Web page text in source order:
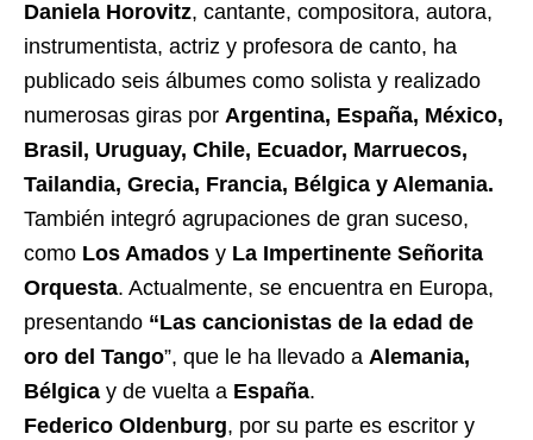
Daniela Horovitz, cantante, compositora, autora,
instrumentista, actriz y profesora de canto, ha
publicado seis álbumes como solista y realizado
numerosas giras por Argentina, España, México,
Brasil, Uruguay, Chile, Ecuador, Marruecos,
Tailandia, Grecia, Francia, Bélgica y Alemania.
También integró agrupaciones de gran suceso,
como Los Amados y La Impertinente Señorita
Orquesta. Actualmente, se encuentra en Europa,
presentando “Las cancionistas de la edad de
oro del Tango”, que le ha llevado a Alemania,
Bélgica y de vuelta a España.
Federico Oldenburg, por su parte es escritor y